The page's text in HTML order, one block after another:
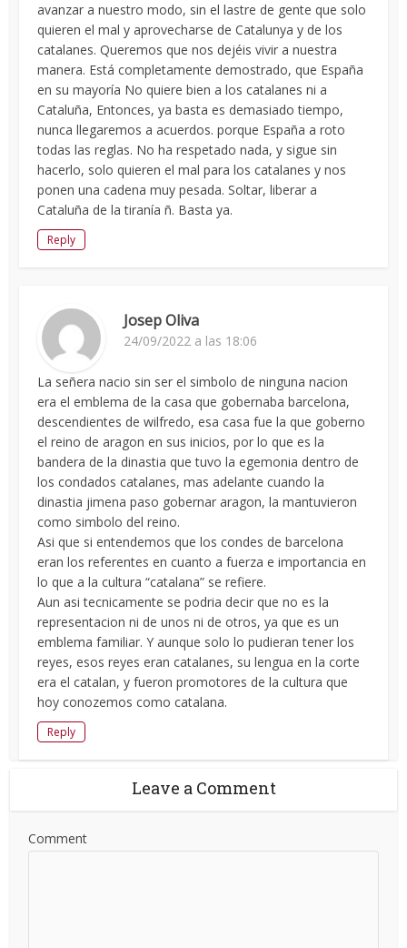
avanzar a nuestro modo, sin el lastre de gente que solo
quieren el mal y aprovecharse de Catalunya y de los
catalanes. Queremos que nos dejéis vivir a nuestra
manera. Está completamente demostrado, que España
en su mayoría No quiere bien a los catalanes ni a
Cataluña, Entonces, ya basta es demasiado tiempo,
nunca llegaremos a acuerdos. porque España a roto
todas las reglas. No ha respetado nada, y sigue sin
hacerlo, solo quieren el mal para los catalanes y nos
ponen una cadena muy pesada. Soltar, liberar a
Cataluña de la tiranía ñ. Basta ya.
Reply
Josep Oliva
24/09/2022 a las 18:06
La señera nacio sin ser el simbolo de ninguna nacion
era el emblema de la casa que gobernaba barcelona,
descendientes de wilfredo, esa casa fue la que goberno
el reino de aragon en sus inicios, por lo que es la
bandera de la dinastia que tuvo la egemonia dentro de
los condados catalanes, mas adelante cuando la
dinastia jimena paso gobernar aragon, la mantuvieron
como simbolo del reino.
Asi que si entendemos que los condes de barcelona
eran los referentes en cuanto a fuerza e importancia en
lo que a la cultura “catalana” se refiere.
Aun asi tecnicamente se podria decir que no es la
representacion ni de unos ni de otros, ya que es un
emblema familiar. Y aunque solo lo pudieran tener los
reyes, esos reyes eran catalanes, su lengua en la corte
era el catalan, y fueron promotores de la cultura que
hoy conozemos como catalana.
Reply
Leave a Comment
Comment